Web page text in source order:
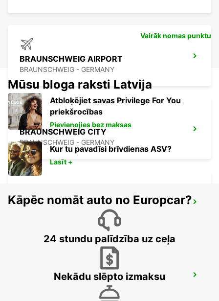
BRAUNSCHWEIG AIRPORT
BRAUNSCHWEIG - GERMANY
BRAUNSCHWEIG CITY
BRAUNSCHWEIG - GERMANY
BRAUNSCHWEIG MAIN STATION
BRAUNSCHWEIG - GERMANY
BRAUNSCHWEIG NORD VW FS
BRAUNSCHWEIG - GERMANY
Vairāk nomas punktu
Mūsu bloga raksti Latvija
Atbloķējiet savas Privilege For You
priekšrocības
Pievienojies bez maksas
Kur tu pavadīsi brīvdienas ASV?
Lasīt +
Kāpēc nomāt auto no Europcar?
24 stundu palīdzība uz ceļa
Nekādu slēpto izmaksu